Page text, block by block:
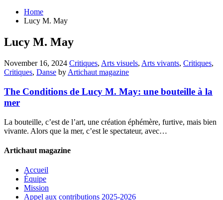
Home
Lucy M. May
Lucy M. May
November 16, 2024 Critiques, Arts visuels, Arts vivants, Critiques,
Critiques, Danse by Artichaut magazine
The Conditions de Lucy M. May: une bouteille à la
mer
La bouteille, c’est de l’art, une création éphémère, furtive, mais bien
vivante. Alors que la mer, c’est le spectateur, avec…
Artichaut magazine
Accueil
Équipe
Mission
Appel aux contributions 2025-2026